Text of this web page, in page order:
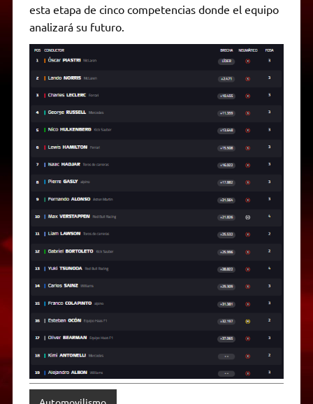
esta etapa de cinco competencias donde el equipo
analizará su futuro.